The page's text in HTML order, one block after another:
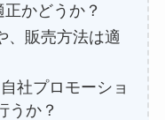
かどうか？
、販売方法は適
社プロモーショ
うか？